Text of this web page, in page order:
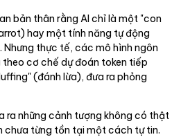
bản thân rằng AI chỉ là một "con
hay một tính năng tự động
thực tế, các mô hình ngôn
cơ chế dự đoán token tiếp
(đánh lừa), đưa ra phỏng
ra những cảnh tượng không có thật
từng tồn tại một cách tự tin.